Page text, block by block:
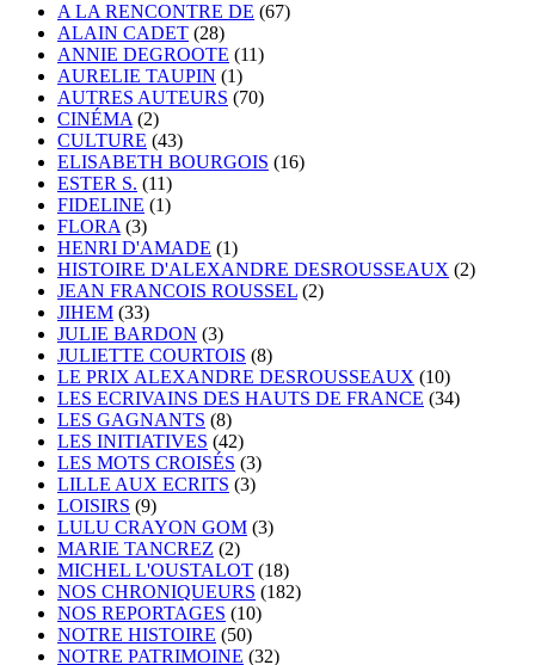
A LA RENCONTRE DE (67)
ALAIN CADET (28)
ANNIE DEGROOTE (11)
AURELIE TAUPIN (1)
AUTRES AUTEURS (70)
CINÉMA (2)
CULTURE (43)
ELISABETH BOURGOIS (16)
ESTER S. (11)
FIDELINE (1)
FLORA (3)
HENRI D'AMADE (1)
HISTOIRE D'ALEXANDRE DESROUSSEAUX (2)
JEAN FRANCOIS ROUSSEL (2)
JIHEM (33)
JULIE BARDON (3)
JULIETTE COURTOIS (8)
LE PRIX ALEXANDRE DESROUSSEAUX (10)
LES ECRIVAINS DES HAUTS DE FRANCE (34)
LES GAGNANTS (8)
LES INITIATIVES (42)
LES MOTS CROISÉS (3)
LILLE AUX ECRITS (3)
LOISIRS (9)
LULU CRAYON GOM (3)
MARIE TANCREZ (2)
MICHEL L'OUSTALOT (18)
NOS CHRONIQUEURS (182)
NOS REPORTAGES (10)
NOTRE HISTOIRE (50)
NOTRE PATRIMOINE (32)